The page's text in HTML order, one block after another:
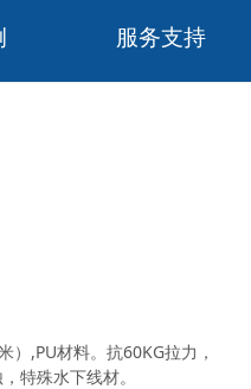
服务支持
）,PU材料。抗60KG拉力，
特殊水下线材。